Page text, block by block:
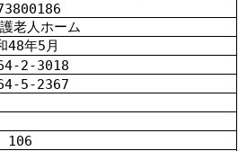
老人ホーム
48年5 月
2-3018
5-2367
106